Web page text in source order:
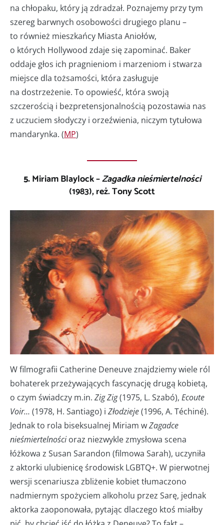
na chłopaku, który ją zdradzał. Poznajemy przy tym
szereg barwnych osobowości drugiego planu –
to również mieszkańcy Miasta Aniołów,
o których Hollywood zdaje się zapominać. Baker
oddaje głos ich pragnieniom i marzeniom i stwarza
miejsce dla tożsamości, która zasługuje
na dostrzeżenie. To opowieść, która swoją
szczerością i bezpretensjonalnością pozostawia nas
z uczuciem słodyczy i orzeźwienia, niczym tytułowa
mandarynka. (MP)
5.Miriam Blaylock –Zagadka nieśmiertelności
(1983), reż. Tony Scott
W filmografii Catherine Deneuve znajdziemy wiele ról
bohaterek przeżywających fascynację drugą kobietą,
o czym świadczy m.in. Zig Zig(1975, L. Szabó), Ecoute
Voir… (1978, H. Santiago) i Złodzieje(1996, A. Téchiné).
Jednak to rola biseksualnej Miriam wZagadce
nieśmiertelności oraz niezwykle zmysłowa scena
łóżkowa z Susan Sarandon (filmowa Sarah), uczyniła
z aktorki ulubienicę środowisk LGBTQ+. W pierwotnej
wersji scenariusza zbliżenie kobiet tłumaczono
nadmiernym spożyciem alkoholu przez Sarę, jednak
aktorka zaoponowała, pytając dlaczego ktoś miałby